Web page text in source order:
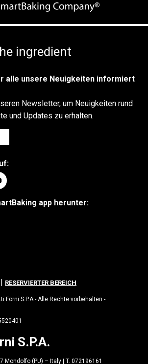
ingredient
alle unsere Neuigkeiten informiert
Newsletter, um Neuigkeiten rund
und Updates zu erhalten.
app herunter:
| RESERVIERTER BEREICH
Forni S.P.A - Alle Rechte vorbehalten -
S.P.A.
Mondolfo (PU) – Italy | T. 072196161